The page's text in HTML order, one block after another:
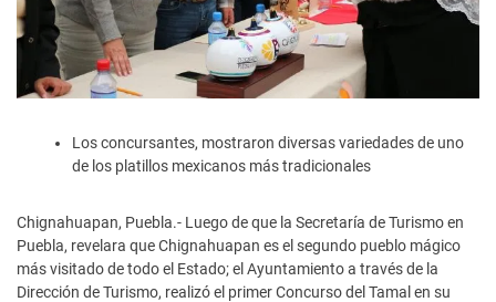
Los concursantes, mostraron diversas variedades de uno
de los platillos mexicanos más tradicionales
Chignahuapan, Puebla.- Luego de que la Secretaría de Turismo en
Puebla, revelara que Chignahuapan es el segundo pueblo mágico
más visitado de todo el Estado; el Ayuntamiento a través de la
Dirección de Turismo, realizó el primer Concurso del Tamal en su